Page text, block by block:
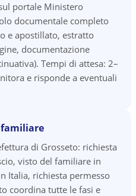
portale Ministero
documentale completo
e apostillato, estratto
documentazione
Tempi di attesa: 2–
e risponde a eventuali
di Grosseto: richiesta
visto del familiare in
Italia, richiesta permesso
coordina tutte le fasi e